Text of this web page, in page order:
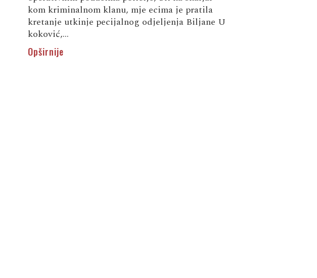
kom kriminalnom klanu, mje ecima je pratila
kretanje utkinje pecijalnog odjeljenja Biljane U
koković,...
Opširnije